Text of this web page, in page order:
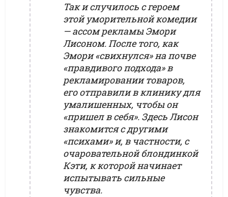
Так и случилось с героем
этой уморительной комедии
— ассом рекламы Эмори
Лисоном. После того, как
Эмори «свихнулся» на почве
«правдивого подхода» в
рекламировании товаров,
его отправили в клинику для
умалишенных, чтобы он
«пришел в себя». Здесь Лисон
знакомится с другими
«психами» и, в частности, с
очаровательной блондинкой
Кэти, к которой начинает
испытывать сильные
чувства.